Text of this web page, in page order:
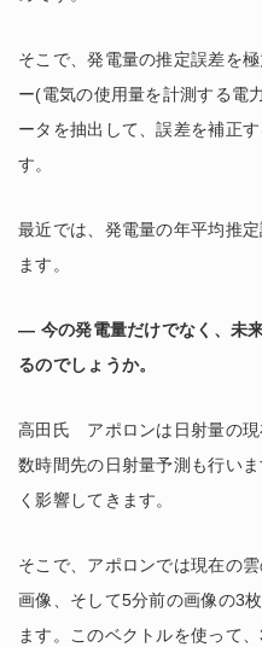
そこで、発電量の推定誤差を
ー(電気の使用量を計測する電
ータを抽出して、誤差を補正
す。
最近では、発電量の年平均推
ます。
― 今の発電量だけでなく、未
るのでしょうか。
高田氏 アポロンは日射量の現
数時間先の日射量予測も行い
く影響してきます。
そこで、アポロンでは現在の
画像、そして5分前の画像の3
ます。このベクトルを使って